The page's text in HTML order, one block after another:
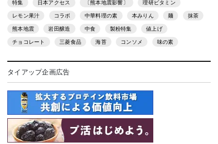
特集 日本アクセス 〔熊本地震影響〕 理研ビタミン
レモン果汁 コラボ 中華料理の素 本みりん 麺 抹茶
熊本地震 岩田醸造 中食 製粉特集 値上げ
チョコレート 三菱食品 海苔 コンソメ 味の素
タイアップ企画広告